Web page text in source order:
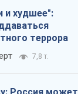
и худшее":
террора
7,8 т.